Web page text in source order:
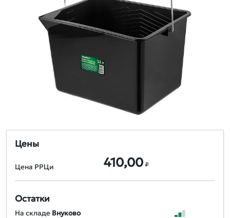
Цены
Цена РРЦи 410,00 ₽
Остатки
На складе Внуково